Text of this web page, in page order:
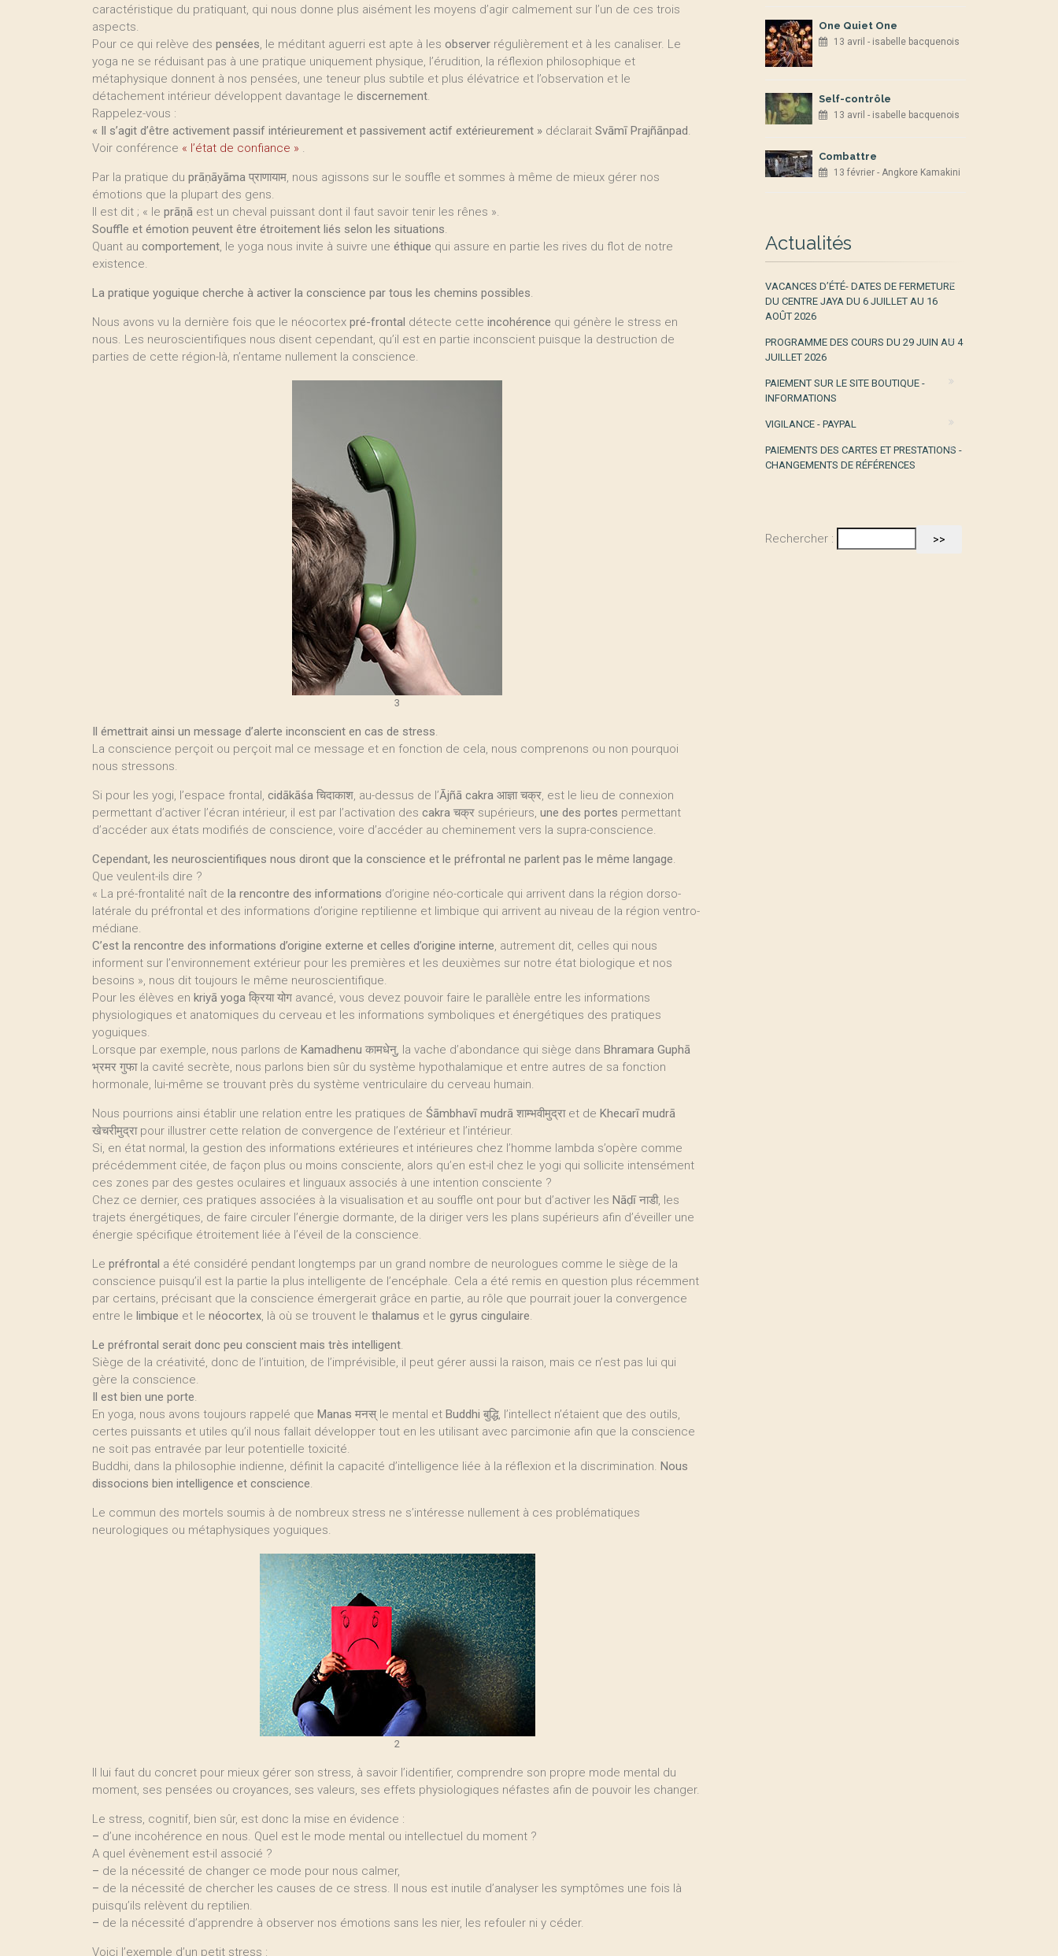
caractéristique du pratiquant, qui nous donne plus aisément les moyens d’agir calmement sur l’un de ces trois
aspects.
Pour ce qui relève des pensées, le méditant aguerri est apte à les observer régulièrement et à les canaliser. Le
yoga ne se réduisant pas à une pratique uniquement physique, l’érudition, la réflexion philosophique et
métaphysique donnent à nos pensées, une teneur plus subtile et plus élévatrice et l’observation et le
détachement intérieur développent davantage le discernement.
Rappelez-vous :
« Il s’agit d’être activement passif intérieurement et passivement actif extérieurement » déclarait Svāmī Prajñānpad.
Voir conférence « l’état de confiance » .
Par la pratique du prāṇāyāma प्राणायाम, nous agissons sur le souffle et sommes à même de mieux gérer nos
émotions que la plupart des gens.
Il est dit ; « le prāṇā est un cheval puissant dont il faut savoir tenir les rênes ».
Souffle et émotion peuvent être étroitement liés selon les situations.
Quant au comportement, le yoga nous invite à suivre une éthique qui assure en partie les rives du flot de notre
existence.
La pratique yoguique cherche à activer la conscience par tous les chemins possibles.
Nous avons vu la dernière fois que le néocortex pré-frontal détecte cette incohérence qui génère le stress en
nous. Les neuroscientifiques nous disent cependant, qu’il est en partie inconscient puisque la destruction de
parties de cette région-là, n’entame nullement la conscience.
3
Il émettrait ainsi un message d’alerte inconscient en cas de stress.
La conscience perçoit ou perçoit mal ce message et en fonction de cela, nous comprenons ou non pourquoi
nous stressons.
Si pour les yogi, l’espace frontal, cidākāśa चिदाकाश, au-dessus de l’Ājñā cakra आज्ञा चक्र, est le lieu de connexion
permettant d’activer l’écran intérieur, il est par l’activation des cakra चक्र supérieurs, une des portes permettant
d’accéder aux états modifiés de conscience, voire d’accéder au cheminement vers la supra-conscience.
Cependant, les neuroscientifiques nous diront que la conscience et le préfrontal ne parlent pas le même langage.
Que veulent-ils dire ?
« La pré-frontalité naît de la rencontre des informations d’origine néo-corticale qui arrivent dans la région dorso-
latérale du préfrontal et des informations d’origine reptilienne et limbique qui arrivent au niveau de la région ventro-
médiane.
C’est la rencontre des informations d’origine externe et celles d’origine interne, autrement dit, celles qui nous
informent sur l’environnement extérieur pour les premières et les deuxièmes sur notre état biologique et nos
besoins », nous dit toujours le même neuroscientifique.
Pour les élèves en kriyā yoga क्रिया योग avancé, vous devez pouvoir faire le parallèle entre les informations
physiologiques et anatomiques du cerveau et les informations symboliques et énergétiques des pratiques
yoguiques.
Lorsque par exemple, nous parlons de Kamadhenu कामधेनु, la vache d’abondance qui siège dans Bhramara Guphā
भ्रमर गुफा la cavité secrète, nous parlons bien sûr du système hypothalamique et entre autres de sa fonction
hormonale, lui-même se trouvant près du système ventriculaire du cerveau humain.
Nous pourrions ainsi établir une relation entre les pratiques de Śāmbhavī mudrā शाम्भवीमुद्रा et de Khecarī mudrā
खेचरीमुद्रा pour illustrer cette relation de convergence de l’extérieur et l’intérieur.
Si, en état normal, la gestion des informations extérieures et intérieures chez l’homme lambda s’opère comme
précédemment citée, de façon plus ou moins consciente, alors qu’en est-il chez le yogi qui sollicite intensément
ces zones par des gestes oculaires et linguaux associés à une intention consciente ?
Chez ce dernier, ces pratiques associées à la visualisation et au souffle ont pour but d’activer les Nāḍīनाडी, les
trajets énergétiques, de faire circuler l’énergie dormante, de la diriger vers les plans supérieurs afin d’éveiller une
énergie spécifique étroitement liée à l’éveil de la conscience.
Le préfrontal a été considéré pendant longtemps par un grand nombre de neurologues comme le siège de la
conscience puisqu’il est la partie la plus intelligente de l’encéphale. Cela a été remis en question plus récemment
par certains, précisant que la conscience émergerait grâce en partie, au rôle que pourrait jouer la convergence
entre le limbique et le néocortex, là où se trouvent le thalamus et le gyrus cingulaire.
Le préfrontal serait donc peu conscient mais très intelligent.
Siège de la créativité, donc de l’intuition, de l’imprévisible, il peut gérer aussi la raison, mais ce n’est pas lui qui
gère la conscience.
Il est bien une porte.
En yoga, nous avons toujours rappelé que Manas मनस् le mental et Buddhi बुद्धि, l’intellect n’étaient que des outils,
certes puissants et utiles qu’il nous fallait développer tout en les utilisant avec parcimonie afin que la conscience
ne soit pas entravée par leur potentielle toxicité.
Buddhi, dans la philosophie indienne, définit la capacité d’intelligence liée à la réflexion et la discrimination. Nous
dissocions bien intelligence et conscience.
Le commun des mortels soumis à de nombreux stress ne s’intéresse nullement à ces problématiques
neurologiques ou métaphysiques yoguiques.
2
Il lui faut du concret pour mieux gérer son stress, à savoir l’identifier, comprendre son propre mode mental du
moment, ses pensées ou croyances, ses valeurs, ses effets physiologiques néfastes afin de pouvoir les changer.
Le stress, cognitif, bien sûr, est donc la mise en évidence :
– d’une incohérence en nous. Quel est le mode mental ou intellectuel du moment ?
A quel évènement est-il associé ?
– de la nécessité de changer ce mode pour nous calmer,
– de la nécessité de chercher les causes de ce stress. Il nous est inutile d’analyser les symptômes une fois là
puisqu’ils relèvent du reptilien.
– de la nécessité d’apprendre à observer nos émotions sans les nier, les refouler ni y céder.
Voici l’exemple d’un petit stress :
One Quiet One
13 avril - isabelle bacquenois
Self-contrôle
13 avril - isabelle bacquenois
Combattre
13 février - Angkore Kamakini
Actualités
VACANCES D’ÉTÉ- DATES DE FERMETURE
DU CENTRE JAYA DU 6 JUILLET AU 16
AOÛT 2026
PROGRAMME DES COURS DU 29 JUIN AU 4
JUILLET 2026
PAIEMENT SUR LE SITE BOUTIQUE -
INFORMATIONS
VIGILANCE - PAYPAL
PAIEMENTS DES CARTES ET PRESTATIONS -
CHANGEMENTS DE RÉFÉRENCES
Rechercher :